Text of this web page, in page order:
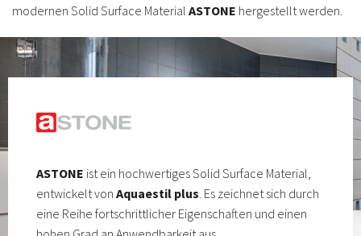
modernen Solid Surface Material ASTONE hergestellt werden.
ASTONE ist ein hochwertiges Solid Surface Material,
entwickelt von Aquaestil plus . Es zeichnet sich durch
eine Reihe fortschrittlicher Eigenschaften und einen